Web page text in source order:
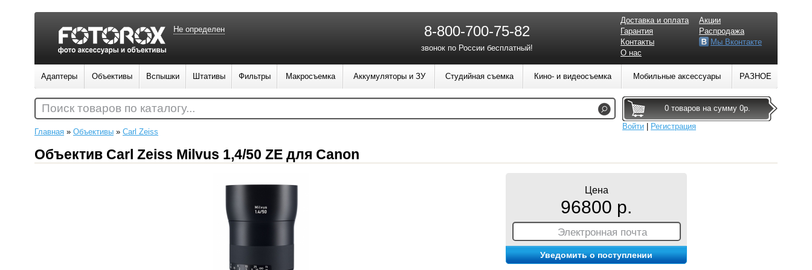
Главная » Объективы » Carl Zeiss
Объектив Carl Zeiss Milvus 1,4/50 ZE для Canon
Цена
96800 р.
Электронная почта
Не определен 8-800-700-75-82
звонок по России бесплатный!
Доставка и оплата
Гарантия
Контакты
О нас
Акции
Распродажа
Мы Вконтакте
Адаптеры Объективы Вспышки Штативы Фильтры Макросъемка Аккумуляторы и ЗУ Студийная съемка Кино- и видеосъемка Мобильные аксессуары РАЗНОЕ
0 товаров на сумму 0р.
Войти
Регистрация
Поиск товаров по каталогу...